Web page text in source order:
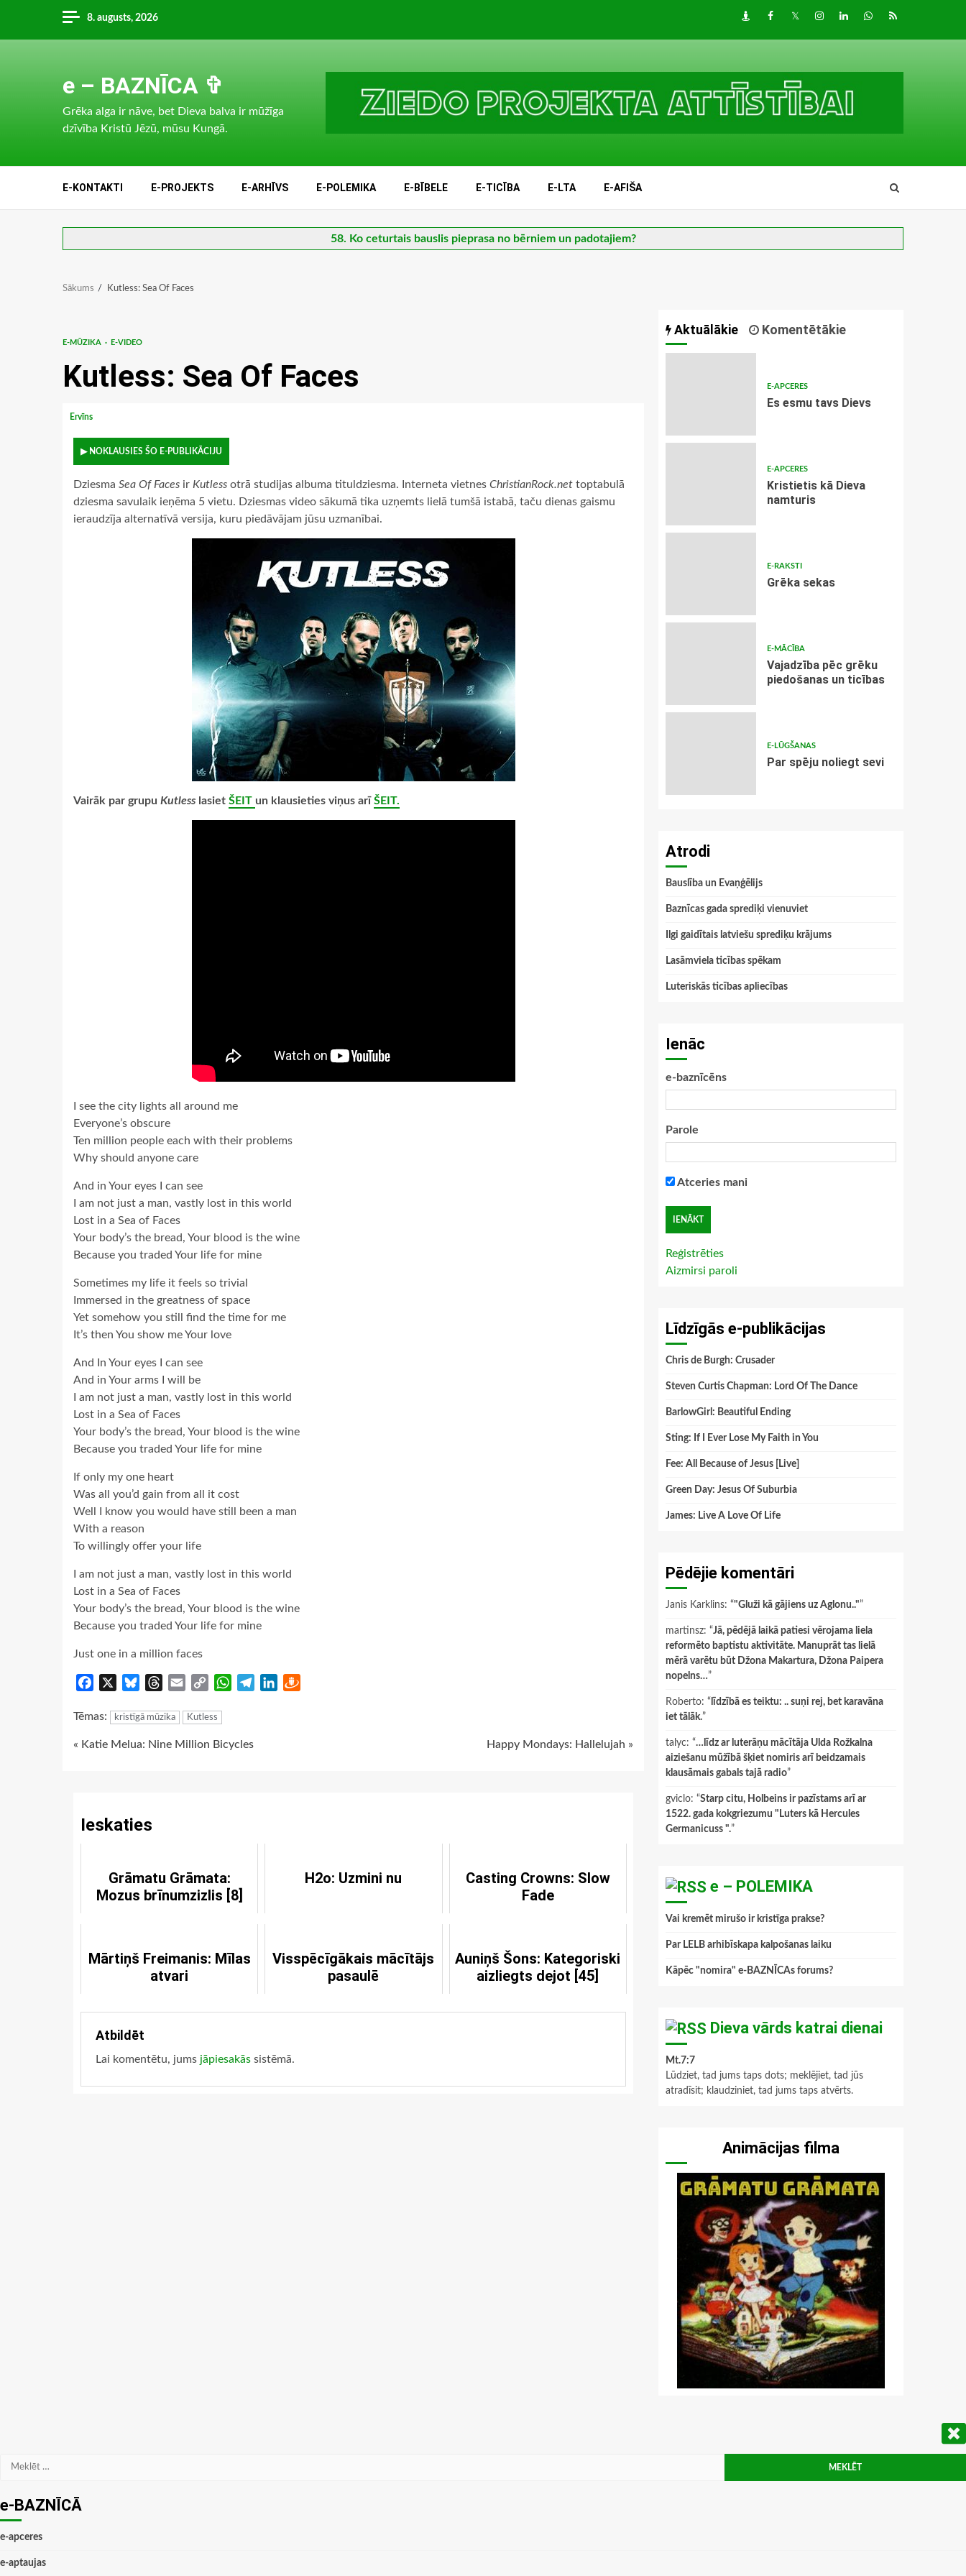
content
8. augusts, 2026 DraugiemFacebook
TwitterInstagram
LinkedInwhatsapp
RSS
e – BAZNĪCA ✞
Grēka alga ir nāve, bet Dieva balva ir mūžīga
dzīvība Kristū Jēzū, mūsu Kungā.
E-KONTAKTI E-PROJEKTS E-ARHĪVS E-POLEMIKA E-BĪBELE E-TICĪBA E-LTA E-AFIŠA
58. Ko ceturtais bauslis pieprasa no bērniem un padotajiem?
Sākums Kutless: Sea Of Faces
E-MŪZIKA E-VIDEO
Kutless: Sea Of Faces
Ervīns
▶ NOKLAUSIES ŠO E-PUBLIKĀCIJU
Dziesma Sea Of Faces ir Kutless otrā studijas albuma tituldziesma. Interneta vietnes ChristianRock.net toptabulā
dziesma savulaik ieņēma 5 vietu. Dziesmas video sākumā tika uzņemts lielā tumšā istabā, taču dienas gaismu
ieraudzīja alternatīvā versija, kuru piedāvājam jūsu uzmanībai.
Vairāk par grupu Kutless lasiet ŠEIT un klausieties viņus arīŠEIT.
I see the city lights all around me
Everyone’s obscure
Ten million people each with their problems
Why should anyone care
And in Your eyes I can see
I am not just a man, vastly lost in this world
Lost in a Sea of Faces
Your body’s the bread, Your blood is the wine
Because you traded Your life for mine
Sometimes my life it feels so trivial
Immersed in the greatness of space
Yet somehow you still find the time for me
It’s then You show me Your love
And In Your eyes I can see
And in Your arms I will be
I am not just a man, vastly lost in this world
Lost in a Sea of Faces
Your body’s the bread, Your blood is the wine
Because you traded Your life for mine
If only my one heart
Was all you’d gain from all it cost
Well I know you would have still been a man
With a reason
To willingly offer your life
I am not just a man, vastly lost in this world
Lost in a Sea of Faces
Your body’s the bread, Your blood is the wine
Because you traded Your life for mine
Just one in a million faces
Facebook BlueskyThreads
Email
Copy
WhatsApp
TelegramLinkedIn
Tēmas: kristīgā mūzika Kutless
Continue
« Katie Melua: Nine Million Bicycles Happy Mondays: Hallelujah »
Ieskaties
Grāmatu Grāmata:
Mozus brīnumzizlis [8]
H2o: Uzmini nu
Casting Crowns: Slow
Fade
Mārtiņš Freimanis: Mīlas
atvari
Visspēcīgākais mācītājs
pasaulē
Auniņš Šons: Kategoriski
aizliegts dejot [45]
Atbildēt
Lai komentētu, jums jāpiesakās sistēmā.
Aktuālākie Komentētākie
E-APCERES
Es esmu tavs Dievs
E-APCERES
Kristietis kā Dieva
namturis
E-RAKSTI
Grēka sekas
E-MĀCĪBA
Vajadzība pēc grēku
piedošanas un ticības
E-LŪGŠANAS
Par spēju noliegt sevi
Atrodi
Bauslība un Evaņģēlijs
Baznīcas gada sprediķi vienuviet
Ilgi gaidītais latviešu sprediķu krājums
Lasāmviela ticības spēkam
Luteriskās ticības apliecības
Ienāc
e-baznīcēns
Parole
Atceries mani
Reģistrēties
Aizmirsi paroli
Līdzīgās e-publikācijas
Chris de Burgh: Crusader
Steven Curtis Chapman: Lord Of The Dance
BarlowGirl: Beautiful Ending
Sting: If I Ever Lose My Faith in You
Fee: All Because of Jesus [Live]
Green Day: Jesus Of Suburbia
James: Live A Love Of Life
Pēdējie komentāri
Janis Karklins: “"Gluži kā gājiens uz Aglonu.."”
martinsz: “Jā, pēdējā laikā patiesi vērojama liela
reformēto baptistu aktivitāte. Manuprāt tas lielā
mērā varētu būt Džona Makartura, Džona Paipera
nopelns…”
Roberto: “ līdzībā es teiktu: .. suņi rej, bet karavāna
iet tālāk.”
talyc: “…līdz ar luterāņu mācītāja Ulda Rožkalna
aiziešanu mūžībā šķiet nomiris arī beidzamais
klausāmais gabals tajā radio”
gviclo: “Starp citu, Holbeins ir pazīstams arī ar
1522. gada kokgriezumu "Luters kā Hercules
Germanicuss ".”
e – POLEMIKA
Vai kremēt mirušo ir kristīga prakse?
Par LELB arhibīskapa kalpošanas laiku
Kāpēc "nomira" e-BAZNĪCAs forums?
Dieva vārds katrai dienai
Mt.7:7
Lūdziet, tad jums taps dots; meklējiet, tad jūs
atradīsit; klaudziniet, tad jums taps atvērts.
Animācijas filma
Meklēt:
e-BAZNĪCĀ
e-apceres
e-aptaujas